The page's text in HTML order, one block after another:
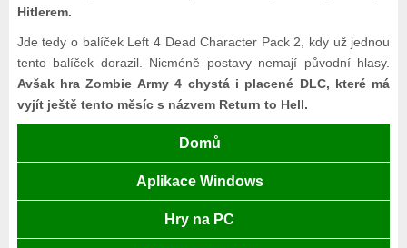
Hitlerem.
Jde tedy o balíček Left 4 Dead Character Pack 2, kdy už jednou
tento balíček dorazil. Nicméně postavy nemají původní hlasy.
Avšak hra Zombie Army 4 chystá i placené DLC, které má
vyjít ještě tento měsíc s názvem Return to Hell.
Domů
Aplikace Windows
Hry na PC